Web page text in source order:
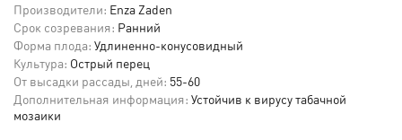
Производители: Enza Zaden
Срок созревания: Ранний
Форма плода: Удлиненно-конусовидный
Культура: Острый перец
От высадки рассады, дней: 55-60
Дополнительная информация: Устойчив к вирусу табачной
мозаики